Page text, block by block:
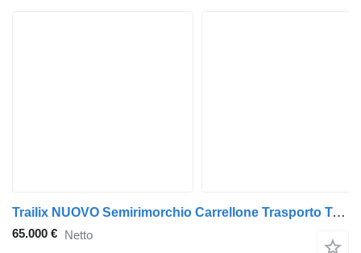
Trailix NUOVO Semirimorchio Carrellone Trasporto Trattori 2 Assi
65.000 € Netto